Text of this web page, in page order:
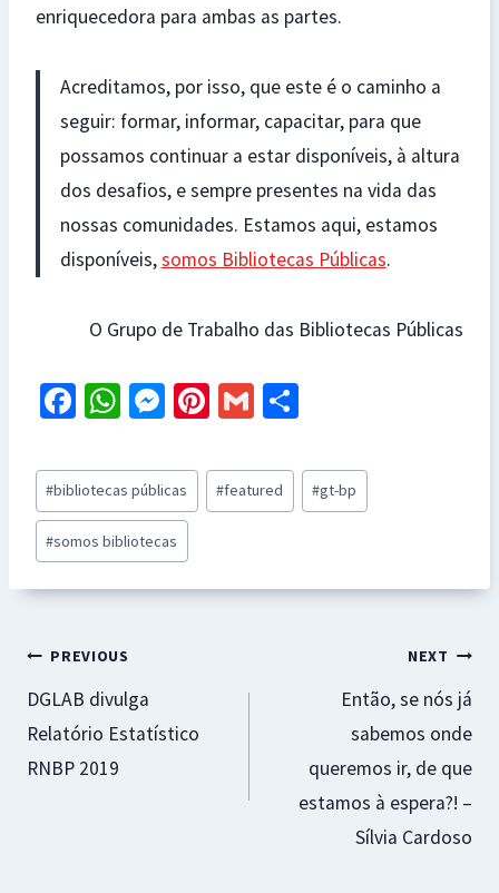
enriquecedora para ambas as partes.
Acreditamos, por isso, que este é o caminho a
seguir: formar, informar, capacitar, para que
possamos continuar a estar disponíveis, à altura
dos desafios, e sempre presentes na vida das
nossas comunidades. Estamos aqui, estamos
disponíveis,somos Bibliotecas Públicas.
O Grupo de Trabalho das Bibliotecas Públicas
Fa
b
o
o
k
W
at
sA
p
p
M
se
n
ge
r
Pi
er
es
G
ai
l
ar
e
Post
Tags:
#bibliotecas públicas #featured #gt-bp
#somos bibliotecas
Navegação
de
artigos
PREVIOUS
DGLAB divulga
Relatório Estatístico
RNBP 2019
NEXT
Então, se nós já
sabemos onde
queremos ir, de que
estamos à espera?! –
Sílvia Cardoso